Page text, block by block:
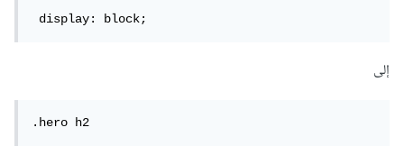
display: block;
إلى
.hero h2